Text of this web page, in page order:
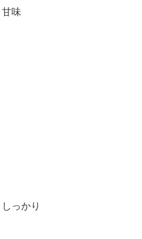
甘味
しっかり